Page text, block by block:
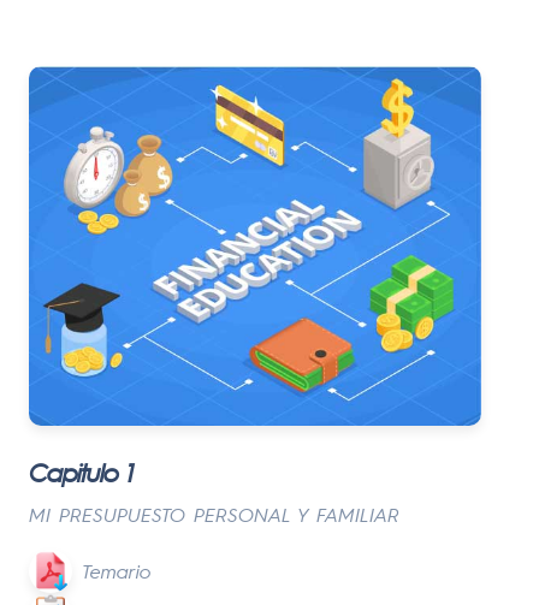
Capitulo 1
MI PRESUPUESTO PERSONAL Y FAMILIAR
Temario